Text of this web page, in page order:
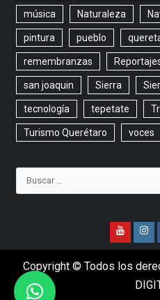
música Naturaleza
pintura pueblo
remembranzas
san joaquin Sierra
tecnología tepetate
Turismo Querétaro voces
Copyright © Todos los